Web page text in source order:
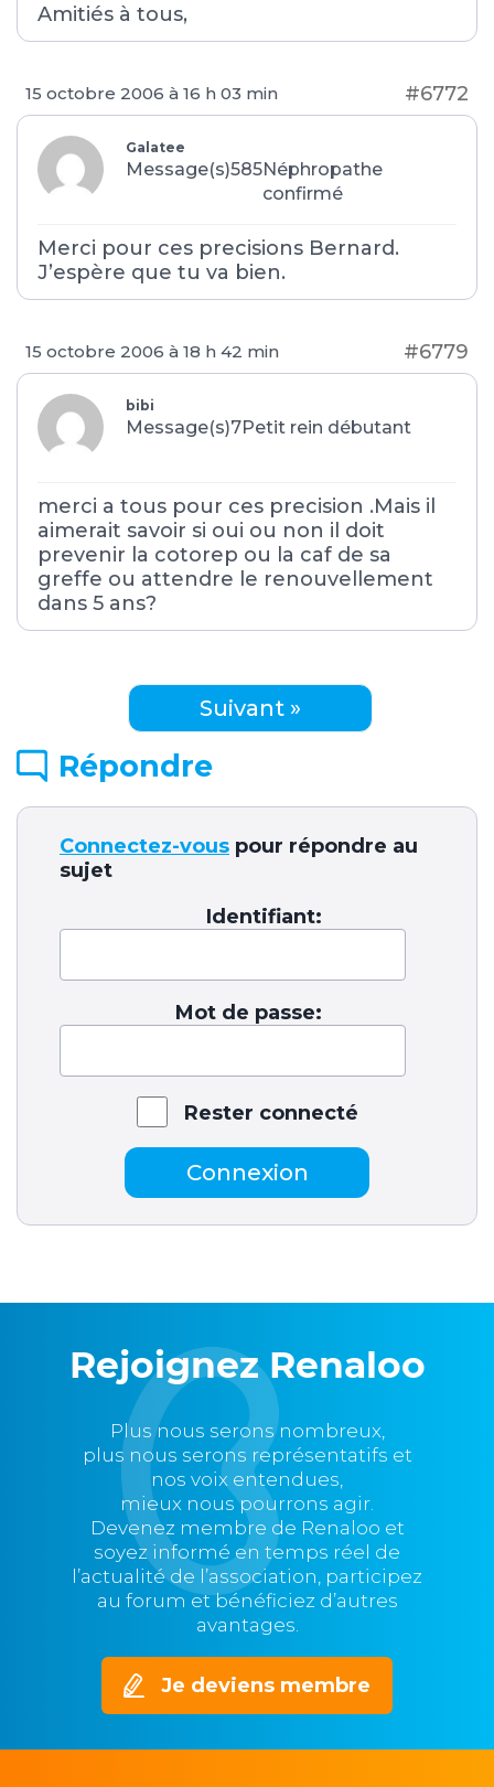
Amitiés à tous,
15 octobre 2006 à 16 h 03 min #6772
Galatee
Message(s)585Néphropathe
confirmé
Merci pour ces precisions Bernard.
J’espère que tu va bien.
15 octobre 2006 à 18 h 42 min #6779
bibi
Message(s)7Petit rein débutant
merci a tous pour ces precision .Mais il
aimerait savoir si oui ou non il doit
prevenir la cotorep ou la caf de sa
greffe ou attendre le renouvellement
dans 5 ans?
Suivant »
Répondre
Connectez-vous pour répondre au
sujet
Identifiant:
Mot de passe:
Rester connecté
Connexion
Rejoignez Renaloo
Plus nous serons nombreux,
plus nous serons représentatifs et
nos voix entendues,
mieux nous pourrons agir.
Devenez membre de Renaloo et
soyez informé en temps réel de
l’actualité de l’association, participez
au forum et bénéficiez d’autres
avantages.
Je deviens membre